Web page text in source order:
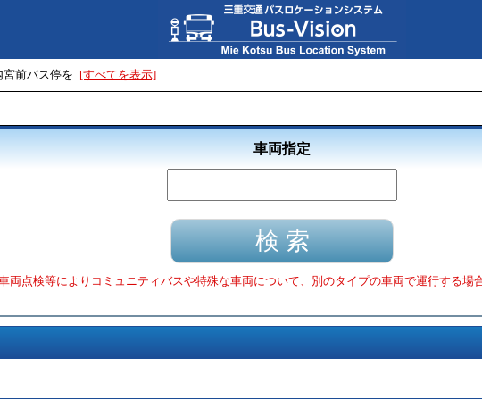
宮前バス停を [すべてを表示]
車両指定
両点検等によりコミュニティバスや特殊な車両について、別のタイプの車両で運行する場